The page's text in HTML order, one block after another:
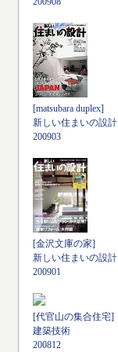
[matsubara duplex]
新しい住まいの設計
200903
[金沢文庫の家]
新しい住まいの設計
200901
[代官山の集合住宅]
建築技術
200812